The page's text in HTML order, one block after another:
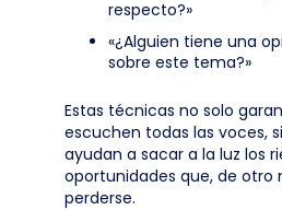
respecto?»
«¿Alguien tiene una
sobre este tema?»
Estas técnicas no solo
escuchen todas las voces,
ayudan a sacar a la luz los
oportunidades que, de otro
perderse.